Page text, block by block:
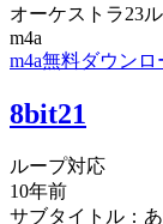
オーケストラ23
m4a
m4a無料ダウンロ
8bit21
ループ対応
10年前
サブタイトル：